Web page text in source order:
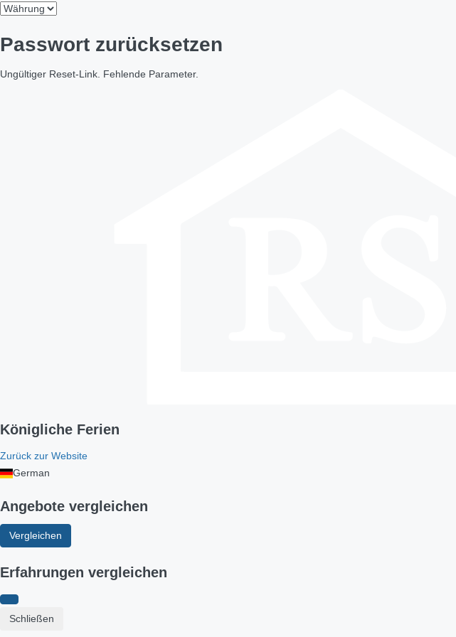
Passwort zurücksetzen
Ungültiger Reset-Link. Fehlende Parameter.
Königliche Ferien
Zurück zur Website
German
Angebote vergleichen
Vergleichen
Erfahrungen vergleichen
Schließen